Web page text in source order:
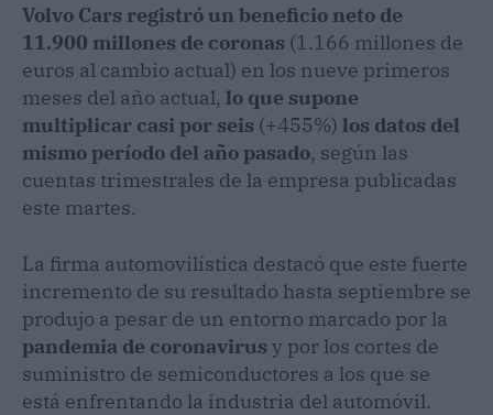
Volvo Cars registró un beneficio neto de
11.900 millones de coronas (1.166 millones de
euros al cambio actual) en los nueve primeros
meses del año actual, lo que supone
multiplicar casi por seis (+455%) los datos del
mismo período del año pasado, según las
cuentas trimestrales de la empresa publicadas
este martes.
La firma automovilística destacó que este fuerte
incremento de su resultado hasta septiembre se
produjo a pesar de un entorno marcado por la
pandemia de coronavirus y por los cortes de
suministro de semiconductores a los que se
está enfrentando la industria del automóvil.